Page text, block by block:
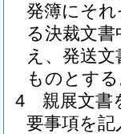
発簿にそ
る決裁文
え、発送
ものとす
4
親展文書
要事項を